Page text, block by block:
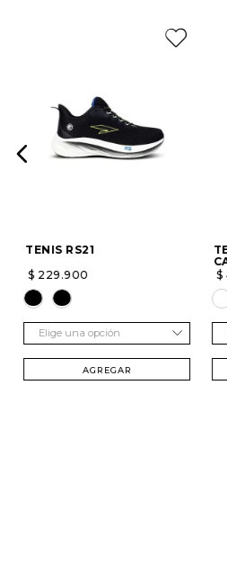
TENIS RS21
$ 229.900
Elige una opción
AGREGAR
$